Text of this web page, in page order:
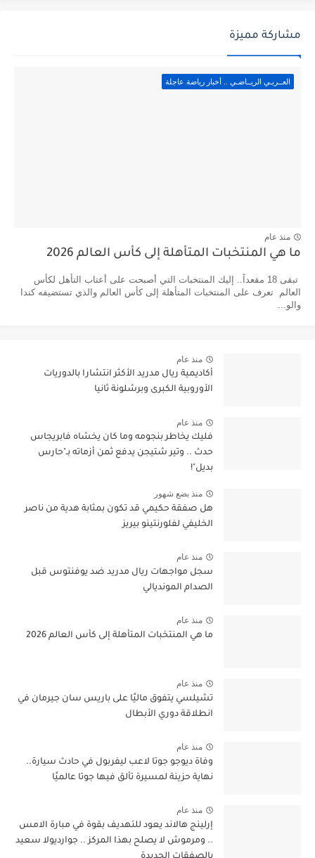
مشاركة مميزة
العــربـي الريــاضـي .. أخبار رياضة عاجلة
منذ عام
ما هي المنتخبات المتأهلة إلى كأس العالم 2026
تبقى 18 مقعداً.. إليك المنتخبات التي أصبحت على أعتاب التأهل لكأس
العالم تعرف على المنتخبات المتأهلة إلى كأس العالم والذي تستضيفه كندا
والو...
منذ عام
أكاديمية ريال مدريد الأكثر انتشارا بالدوريات
الأوروبية الكبرى وبرشلونة ثانيا
منذ عام
فليك يخاطر بنجومه وما كان يخشاه فابريجاس
حدث .. وتير شتيجن يدفع ثمن أزماته بـ"حارس
بديل"!
منذ بضع شهور
هل صفقة حكيمي قد تكون بمثابة هدية من ناصر
الخليفي لفلورنتينو بيريز
منذ عام
سجل مواجهات ريال مدريد ضد يوفنتوس قبل
الصدام المونديالي
منذ عام
ما هي المنتخبات المتأهلة إلى كأس العالم 2026
منذ عام
تشيلسي يتفوق ماليًا على باريس سان جيرمان في
انطلاقة دوري الأبطال
منذ عام
وفاة ديوجو جوتا لاعب ليفربول في حادث سيارة..
نهاية حزينة لمسيرة تألق فيها جوتا عالميًا
منذ عام
إرلينج هالاند يعود للتهديف بقوة في مبارة الامس
.. ومرموش لا يصلح بهذا المركز .. جوارديولا سعيد